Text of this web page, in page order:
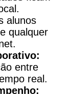
alunos
qualquer
entre
real.